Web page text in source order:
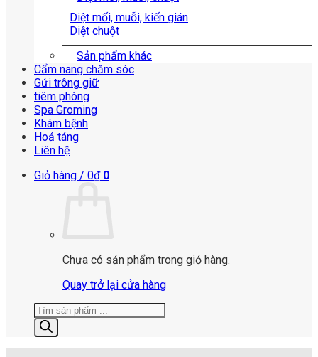
Diệt mối, muỗi, kiến gián
Diệt chuột
Sản phẩm khác
Cẩm nang chăm sóc
Gửi trông giữ
tiêm phòng
Spa Groming
Khám bệnh
Hoả táng
Liên hệ
Giỏ hàng / 0₫ 0
Chưa có sản phẩm trong giỏ hàng.
Quay trở lại cửa hàng
Tìm
kiếm
sản
phẩm